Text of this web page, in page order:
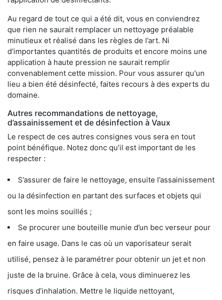
Au regard de tout ce qui a été dit, vous en conviendrez
que rien ne saurait remplacer un nettoyage préalable
minutieux et réalisé dans les règles de l’art. Ni
d’importantes quantités de produits et encore moins une
application à haute pression ne saurait remplir
convenablement cette mission. Pour vous assurer qu'un
lieu a bien été désinfecté, faites recours à des experts du
domaine.
Autres recommandations de nettoyage,
d’assainissement et de désinfection à Vaux
Le respect de ces autres consignes vous sera en tout
point bénéfique. Notez donc qu’il est important de les
respecter :
S’assurer de faire le nettoyage, ensuite l’assainissement
ou la désinfection en partant des surfaces et objets qui
sont les moins souillés ;
Se procurer une bouteille munie d’un bec verseur pour
en faire usage. Dans le cas où un vaporisateur serait
utilisé, pensez à le paramétrer pour obtenir un jet et non
juste de la bruine. Grâce à cela, vous diminuerez les
risques d’inhalation. Mettre le liquide nettoyant,